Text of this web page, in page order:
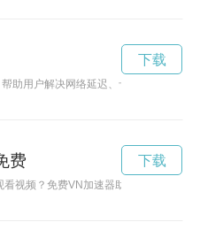
助用户解决网络延迟、卡顿等问题，提
下载
费
看视频？免费VN加速器助您提升网络速
下载